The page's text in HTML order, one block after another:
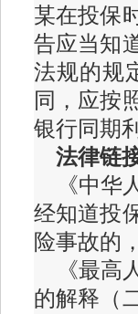
某在投保
告应当知
法规的规
同，应按
银行同期
法律链
《中华
经知道投
险事故的
《最高
的解释（